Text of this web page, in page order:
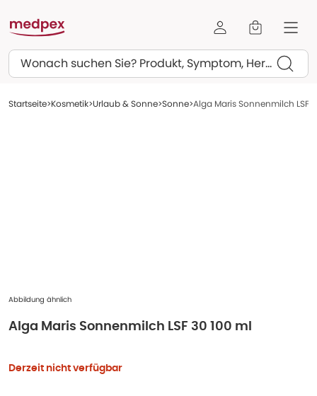
Suchen
Startseite Kosmetik Urlaub & Sonne Sonne Alga Maris Sonnenmilch LSF
Abbildung ähnlich
Alga Maris Sonnenmilch LSF 30 100 ml
Derzeit nicht verfügbar